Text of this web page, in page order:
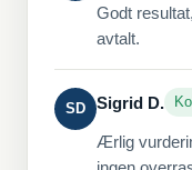
Godt
avtalt.
SD Sigrid D.
Ærlig